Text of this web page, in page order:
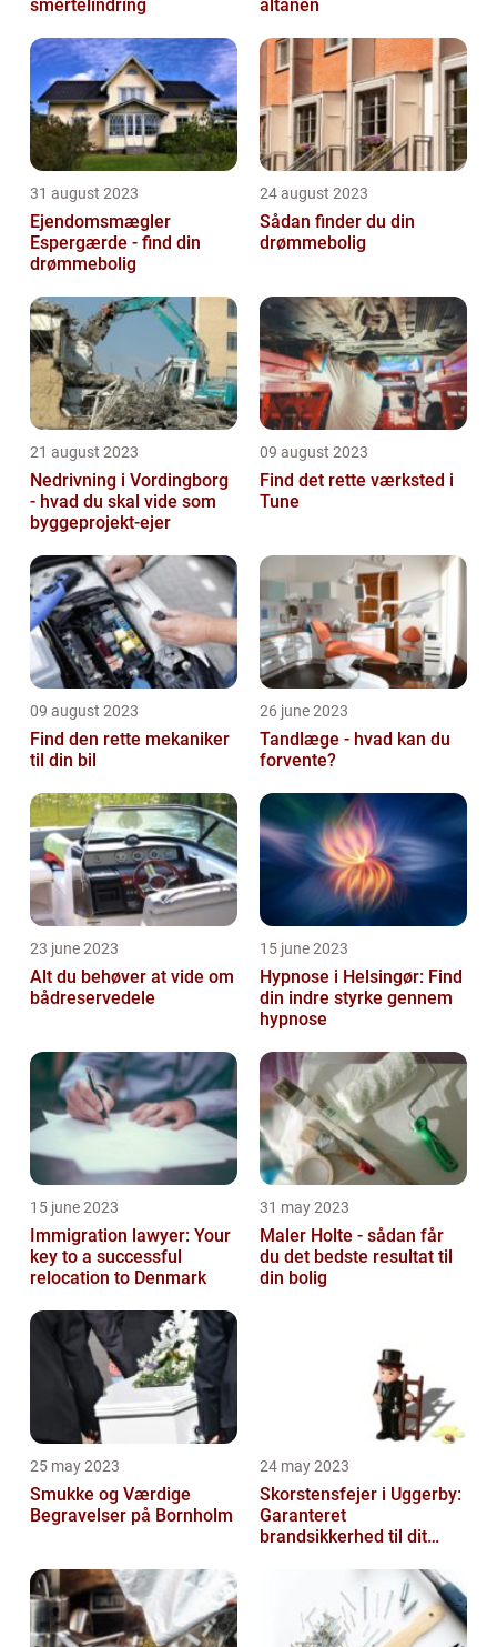
smertelindring
altanen
31 august 2023
Ejendomsmægler
Espergærde - find din
drømmebolig
24 august 2023
Sådan finder du din
drømmebolig
21 august 2023
Nedrivning i Vordingborg
- hvad du skal vide som
byggeprojekt-ejer
09 august 2023
Find det rette værksted i
Tune
09 august 2023
Find den rette mekaniker
til din bil
26 june 2023
Tandlæge - hvad kan du
forvente?
23 june 2023
Alt du behøver at vide om
bådreservedele
15 june 2023
Hypnose i Helsingør: Find
din indre styrke gennem
hypnose
15 june 2023
Immigration lawyer: Your
key to a successful
relocation to Denmark
31 may 2023
Maler Holte - sådan får
du det bedste resultat til
din bolig
25 may 2023
Smukke og Værdige
Begravelser på Bornholm
24 may 2023
Skorstensfejer i Uggerby:
Garanteret
brandsikkerhed til dit